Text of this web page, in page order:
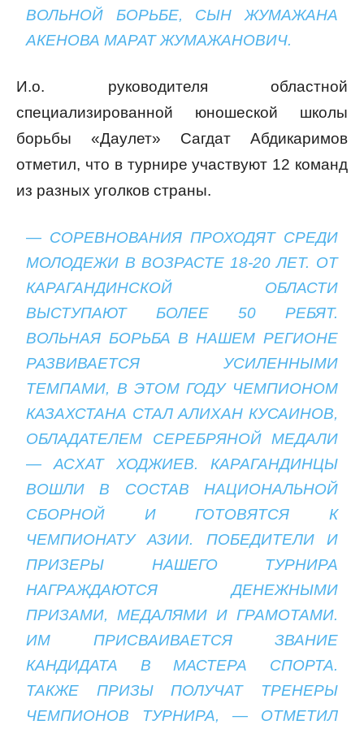
ВОЛЬНОЙ БОРЬБЕ, СЫН ЖУМАЖАНА
АКЕНОВА МАРАТ ЖУМАЖАНОВИЧ.
И.о. руководителя областной
специализированной юношеской школы
борьбы «Даулет» Сагдат Абдикаримов
отметил, что в турнире участвуют 12 команд
из разных уголков страны.
— СОРЕВНОВАНИЯ ПРОХОДЯТ СРЕДИ
МОЛОДЕЖИ В ВОЗРАСТЕ 18-20 ЛЕТ. ОТ
КАРАГАНДИНСКОЙ ОБЛАСТИ
ВЫСТУПАЮТ БОЛЕЕ 50 РЕБЯТ.
ВОЛЬНАЯ БОРЬБА В НАШЕМ РЕГИОНЕ
РАЗВИВАЕТСЯ УСИЛЕННЫМИ
ТЕМПАМИ, В ЭТОМ ГОДУ ЧЕМПИОНОМ
КАЗАХСТАНА СТАЛ АЛИХАН КУСАИНОВ,
ОБЛАДАТЕЛЕМ СЕРЕБРЯНОЙ МЕДАЛИ
— АСХАТ ХОДЖИЕВ. КАРАГАНДИНЦЫ
ВОШЛИ В СОСТАВ НАЦИОНАЛЬНОЙ
СБОРНОЙ И ГОТОВЯТСЯ К
ЧЕМПИОНАТУ АЗИИ. ПОБЕДИТЕЛИ И
ПРИЗЕРЫ НАШЕГО ТУРНИРА
НАГРАЖДАЮТСЯ ДЕНЕЖНЫМИ
ПРИЗАМИ, МЕДАЛЯМИ И ГРАМОТАМИ.
ИМ ПРИСВАИВАЕТСЯ ЗВАНИЕ
КАНДИДАТА В МАСТЕРА СПОРТА.
ТАКЖЕ ПРИЗЫ ПОЛУЧАТ ТРЕНЕРЫ
ЧЕМПИОНОВ ТУРНИРА, — ОТМЕТИЛ